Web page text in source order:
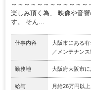
～～～～～～～～～～～
楽しみ頂く為、 映像や音
す。 そん...
仕事内容
大阪市にある
／メンテナン
勤務地 大阪府大阪市に
給与
月給26万円以